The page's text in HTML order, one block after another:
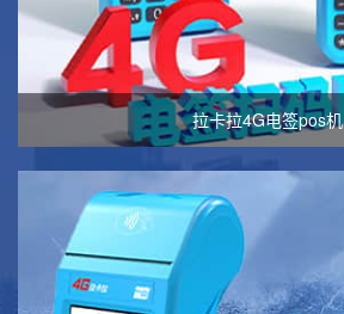
拉卡拉4G电签pos机